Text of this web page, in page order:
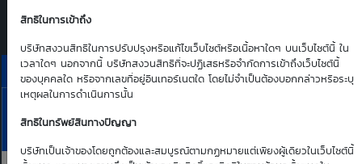
สิทธิในการเข้าถึง
บริษัทสงวนสิทธิในการปรับปรุงหรือแก้ไขเว็บไซต์หรือเนื้อหาใดๆ บนเว็บไซต์นี้ ใน
เวลาใดๆ นอกจากนี้ บริษัทสงวนสิทธิที่จะปฏิเสธหรือจำกัดการเข้าถึงเว็บไซต์นี้
ของบุคคลใด หรือจากเลขที่อยู่อินเทอร์เนตใด โดยไม่จำเป็นต้องบอกกล่าวหรือระบุ
เหตุผลในการดำเนินการนั้น
สิทธิในทรัพย์สินทางปัญญา
บริษัทเป็นเจ้าของโดยถูกต้องและสมบูรณ์ตามกฏหมายแต่เพียงผู้เดียวในเว็บไซต์นี้
ราคาเสนอซื้อคืนเบื้องต้นของ JMT01C2611A
Bid | Offer
10
Aug
26